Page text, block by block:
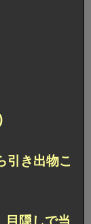
引き出物こ